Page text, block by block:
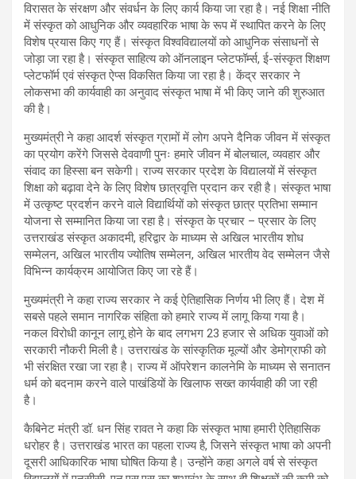
विरासत के संरक्षण और संवर्धन के लिए कार्य किया जा रहा है। नई शिक्षा नीति
में संस्कृत को आधुनिक और व्यवहारिक भाषा के रूप में स्थापित करने के लिए
विशेष प्रयास किए गए हैं। संस्कृत विश्वविद्यालयों को आधुनिक संसाधनों से
जोड़ा जा रहा है। संस्कृत साहित्य को ऑनलाइन प्लेटफॉर्म्स, ई-संस्कृत शिक्षण
प्लेटफॉर्म एवं संस्कृत ऐप्स विकसित किया जा रहा है। केंद्र सरकार ने
लोकसभा की कार्यवाही का अनुवाद संस्कृत भाषा में भी किए जाने की शुरुआत
की है।
मुख्यमंत्री ने कहा आदर्श संस्कृत ग्रामों में लोग अपने दैनिक जीवन में संस्कृत
का प्रयोग करेंगे जिससे देववाणी पुनः हमारे जीवन में बोलचाल, व्यवहार और
संवाद का हिस्सा बन सकेगी। राज्य सरकार प्रदेश के विद्यालयों में संस्कृत
शिक्षा को बढ़ावा देने के लिए विशेष छात्रवृत्ति प्रदान कर रही है। संस्कृत भाषा
में उत्कृष्ट प्रदर्शन करने वाले विद्यार्थियों को संस्कृत छात्र प्रतिभा सम्मान
योजना से सम्मानित किया जा रहा है। संस्कृत के प्रचार – प्रसार के लिए
उत्तराखंड संस्कृत अकादमी, हरिद्वार के माध्यम से अखिल भारतीय शोध
सम्मेलन, अखिल भारतीय ज्योतिष सम्मेलन, अखिल भारतीय वेद सम्मेलन जैसे
विभिन्न कार्यक्रम आयोजित किए जा रहे हैं।
मुख्यमंत्री ने कहा राज्य सरकार ने कई ऐतिहासिक निर्णय भी लिए हैं। देश में
सबसे पहले समान नागरिक संहिता को हमारे राज्य में लागू किया गया है।
नकल विरोधी कानून लागू होने के बाद लगभग 23 हजार से अधिक युवाओं को
सरकारी नौकरी मिली है। उत्तराखंड के सांस्कृतिक मूल्यों और डेमोग्राफी को
भी संरक्षित रखा जा रहा है। राज्य में ऑपरेशन कालनेमि के माध्यम से सनातन
धर्म को बदनाम करने वाले पाखंडियों के खिलाफ सख्त कार्यवाही की जा रही
है।
कैबिनेट मंत्री डॉ. धन सिंह रावत ने कहा कि संस्कृत भाषा हमारी ऐतिहासिक
धरोहर है। उत्तराखंड भारत का पहला राज्य है, जिसने संस्कृत भाषा को अपनी
दूसरी आधिकारिक भाषा घोषित किया है। उन्होंने कहा अगले वर्ष से संस्कृत